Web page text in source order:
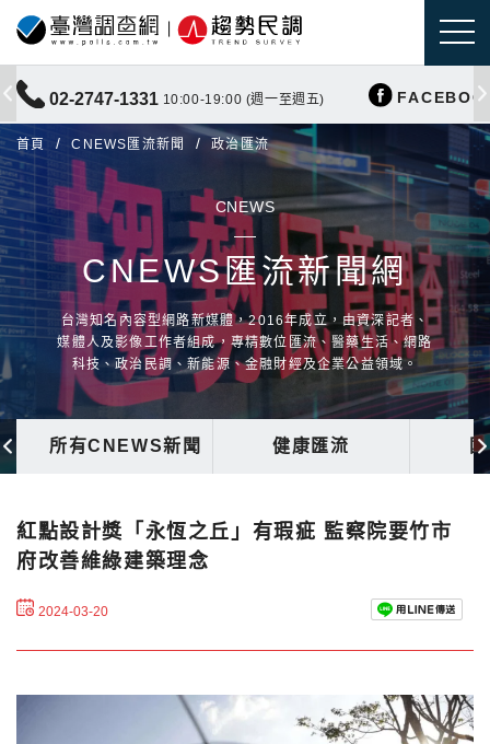
02-2747-1331 10:00-19:00 (週一至週五)
首頁 CNEWS匯流新聞 政治匯流
CNEWS
CNEWS匯流新聞網
台灣知名內容型網路新媒體，2016年成立，由資深記者、
媒體人及影像工作者組成，專精數位匯流、醫藥生活、網路
科技、政治民調、新能源、金融財經及企業公益領域。
所有CNEWS新聞 健康匯流
紅點設計獎「永恆之丘」有瑕疵 監察院要竹市
府改善維綠建築理念
2024-03-20